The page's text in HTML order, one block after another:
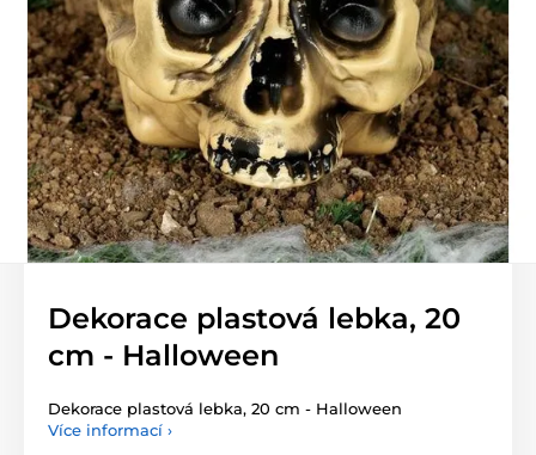
Dekorace plastová lebka, 20
cm - Halloween
Dekorace plastová lebka, 20 cm - Halloween
Více informací ›